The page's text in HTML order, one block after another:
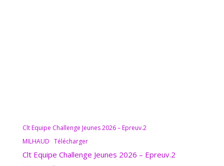
Clt Equipe Challenge Jeunes 2026 – Epreuv.2
MILHAUD Télécharger
Clt Equipe Challenge Jeunes 2026 – Epreuv.2